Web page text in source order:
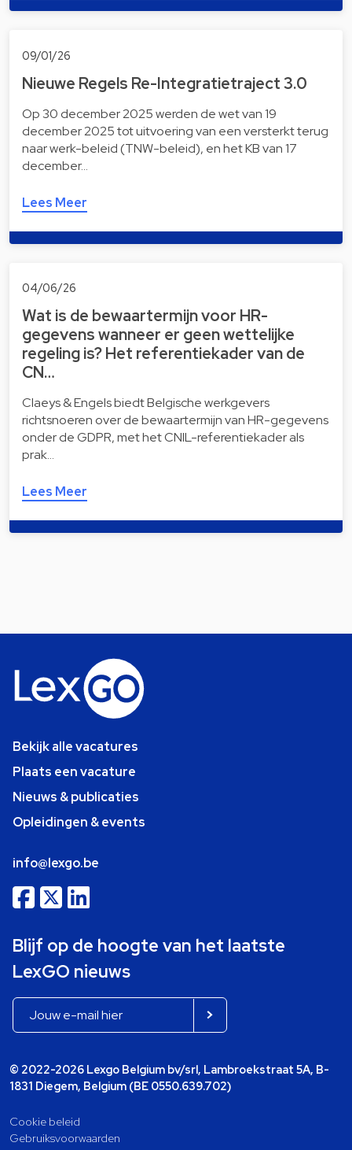
09/01/26
Nieuwe Regels Re-Integratietraject 3.0
Op 30 december 2025 werden de wet van 19
december 2025 tot uitvoering van een versterkt terug
naar werk-beleid (TNW-beleid), en het KB van 17
december…
Lees Meer
04/06/26
Wat is de bewaartermijn voor HR-
gegevens wanneer er geen wettelijke
regeling is? Het referentiekader van de
CN…
Claeys & Engels biedt Belgische werkgevers
richtsnoeren over de bewaartermijn van HR-gegevens
onder de GDPR, met het CNIL-referentiekader als
prak…
Lees Meer
Bekijk alle vacatures
Plaats een vacature
Nieuws & publicaties
Opleidingen & events
info@lexgo.be
Blijf op de hoogte van het laatste
LexGO nieuws
© 2022-2026 Lexgo Belgium bv/srl, Lambroekstraat 5A, B-
1831 Diegem, Belgium (BE 0550.639.702)
Cookie beleid
Gebruiksvoorwaarden